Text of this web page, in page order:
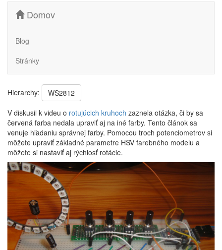
Domov
Blog
Stránky
Hierarchy:
WS2812
V diskusii k videu o rotujúcich kruhoch zaznela otázka, či by sa
červená farba nedala upraviť aj na iné farby. Tento článok sa
venuje hľadaniu správnej farby. Pomocou troch potenciometrov si
môžete upraviť základné parametre HSV farebného modelu a
môžete si nastaviť aj rýchlosť rotácie.